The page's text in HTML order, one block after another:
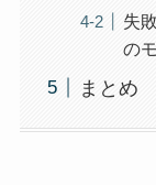
失
の
まとめ